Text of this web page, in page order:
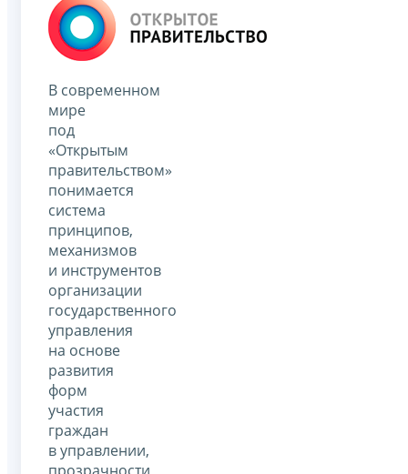
В современном
мире
под
«Открытым
правительством»
понимается
система
принципов,
механизмов
и инструментов
организации
государственного
управления
на основе
развития
форм
участия
граждан
в управлении,